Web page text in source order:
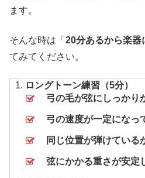
ます。
そんな時は「 20分あるから楽器
てみてください。
ロングトーン練習（5分）
弓の毛が弦にしっかり
弓の速度が一定になっ
同じ位置が弾けている
弦にかかる重さが安定